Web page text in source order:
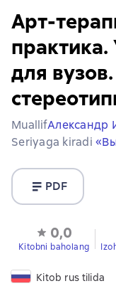
Арт-
для
MuallifАлександр
Seriyaga kiradi
PDF
0,0
Kitobni baholang
Kitob rus tilida